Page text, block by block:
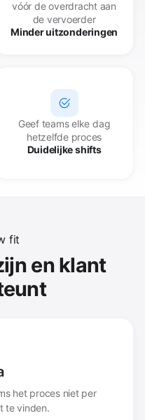
vóór de overdracht aan
de vervoerder
Minder uitzonderingen
Geef teams elke dag
hetzelfde proces
Duidelijke shifts
fit
en klant
het proces niet per
te vinden.